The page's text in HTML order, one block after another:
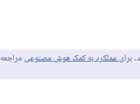
برای عملکرد به کمک هوش مصنوعی مراجعه